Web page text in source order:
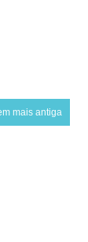
mais antiga